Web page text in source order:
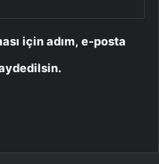
için adım, e-posta